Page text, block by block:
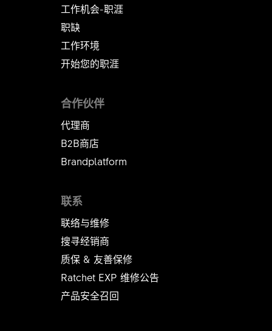
工作机会-职涯
职缺
工作环境
开始您的职涯
联系
联络与维修
搜寻经销商
质保 & 友善保修
Ratchet EXP 维修公告​​​​​​​
产品安全召回
合作伙伴
代理商
B2B商店
Brandplatform